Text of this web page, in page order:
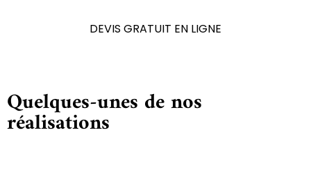
DEVIS GRATUIT EN LIGNE
Quelques-unes de nos
réalisations